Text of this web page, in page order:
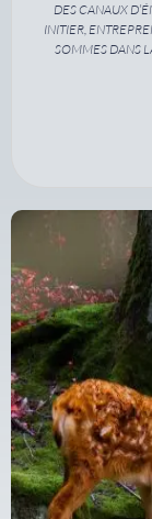
DES CANAUX
INITIER,
SOMMES DANS